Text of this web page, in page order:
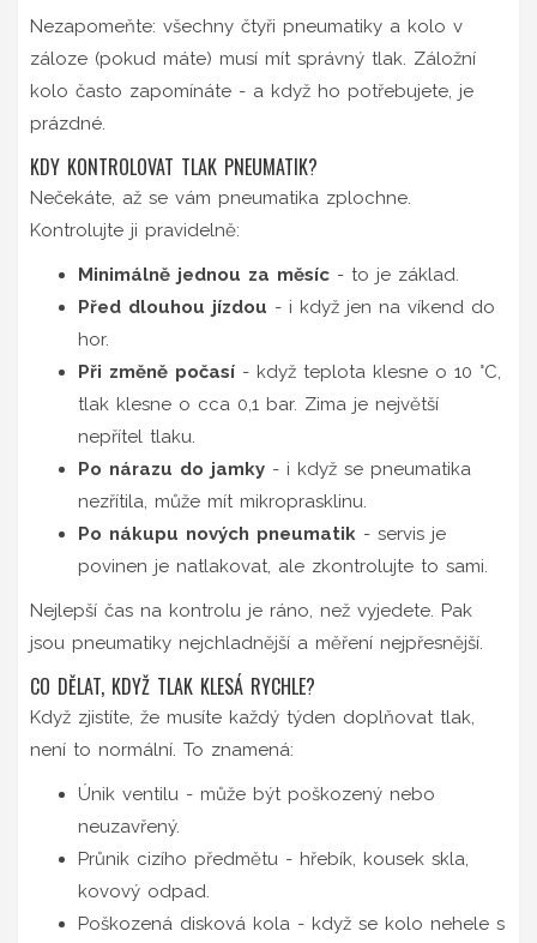
Nezapomeňte: všechny čtyři pneumatiky a kolo v
záloze (pokud máte) musí mít správný tlak. Záložní
kolo často zapomínáte - a když ho potřebujete, je
prázdné.
KDY KONTROLOVAT TLAK PNEUMATIK?
Nečekáte, až se vám pneumatika zplochne.
Kontrolujte ji pravidelně:
Minimálně jednou za měsíc - to je základ.
Před dlouhou jízdou - i když jen na víkend do
hor.
Při změně počasí - když teplota klesne o 10 °C,
tlak klesne o cca 0,1 bar. Zima je největší
nepřítel tlaku.
Po nárazu do jamky - i když se pneumatika
nezřítila, může mít mikroprasklinu.
Po nákupu nových pneumatik - servis je
povinen je natlakovat, ale zkontrolujte to sami.
Nejlepší čas na kontrolu je ráno, než vyjedete. Pak
jsou pneumatiky nejchladnější a měření nejpřesnější.
CO DĚLAT, KDYŽ TLAK KLESÁ RYCHLE?
Když zjistíte, že musíte každý týden doplňovat tlak,
není to normální. To znamená:
Únik ventilu - může být poškozený nebo
neuzavřený.
Průnik cizího předmětu - hřebík, kousek skla,
kovový odpad.
Poškozená disková kola - když se kolo nehele s